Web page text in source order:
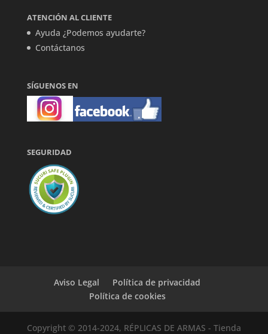
ATENCIÓN AL CLIENTE
Ayuda ¿Podemos ayudarte?
Contáctanos
SÍGUENOS EN
SEGURIDAD
Aviso Legal
Política de privacidad
Política de cookies
Copyright © 2014-2024, RÉPLICAS DE ARMAS - Tienda